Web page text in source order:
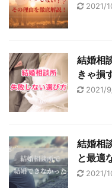
2021/
結婚相
きゃ損
2021/
結婚相
と最適
2021/